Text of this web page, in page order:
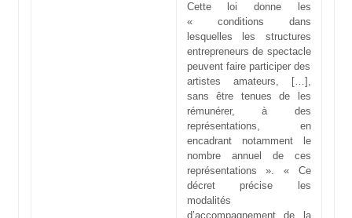
Cette loi donne les
« conditions dans
lesquelles les structures
entrepreneurs de spectacle
peuvent faire participer des
artistes amateurs, […],
sans être tenues de les
rémunérer, à des
représentations, en
encadrant notamment le
nombre annuel de ces
représentations ». « Ce
décret précise les
modalités
d’accompagnement de la